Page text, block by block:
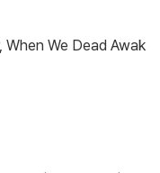
We Dead Awak